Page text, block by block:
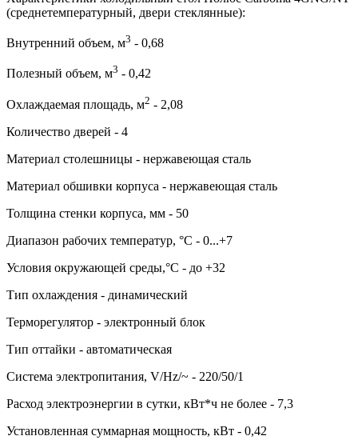
(среднетемпературный, двери стеклянные):
Внутренний объем, м3 - 0,68
Полезный объем, м3 - 0,42
Охлаждаемая площадь, м2 - 2,08
Количество дверей - 4
Материал столешницы - нержавеющая сталь
Материал обшивки корпуса - нержавеющая сталь
Толщина стенки корпуса, мм - 50
Диапазон рабочих температур, °C - 0...+7
Условия окружающей среды,°C - до +32
Тип охлаждения - динамический
Терморегулятор - электронный блок
Тип оттайки - автоматическая
Система электропитания, V/Hz/~ - 220/50/1
Расход электроэнергии в сутки, кВт*ч не более - 7,3
Установленная суммарная мощность, кВт - 0,42